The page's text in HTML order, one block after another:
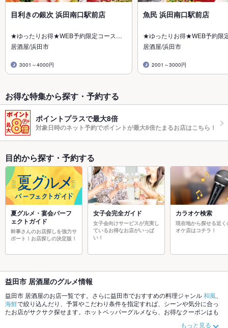
目利きの銀次 浜田南口駅前店
★ゆったりお得★WEB予約限定コース…
居酒屋/浜田市
3001～4000円
魚民 浜田南口駅前店
★ゆったりお得★WEB予約限
居酒屋/浜田市
2001～3000円
お得な特集から探す・予約する
ポイントプラスで最大8倍
対象日時のネット予約でポイントが最大8倍たまるお店はこちら！
目的から探す・予約する
夏グルメ・宴会パーフ
ェクトガイド
幹事さんのお店探しを強力サ
ポート！お店探しの決定版！
女子会完全ガイド
女子会向けサービスが充実し
ているお得なお店がいっぱ
い！
カラオケ検索
現在地から探せる近く
オケ店はコチラ！
益田市 居酒屋のグルメ情報
益田市 居酒屋のお店一覧です。さらに益田市でおすすめの料理ジャンル和風
海鮮で絞り込んだり、予算やこだわり条件を指定すれば、シーンや気分に合っ
たお店がサクサク探せます。ホットペッパーグルメなら、お得なクーポンはも
もっと見る